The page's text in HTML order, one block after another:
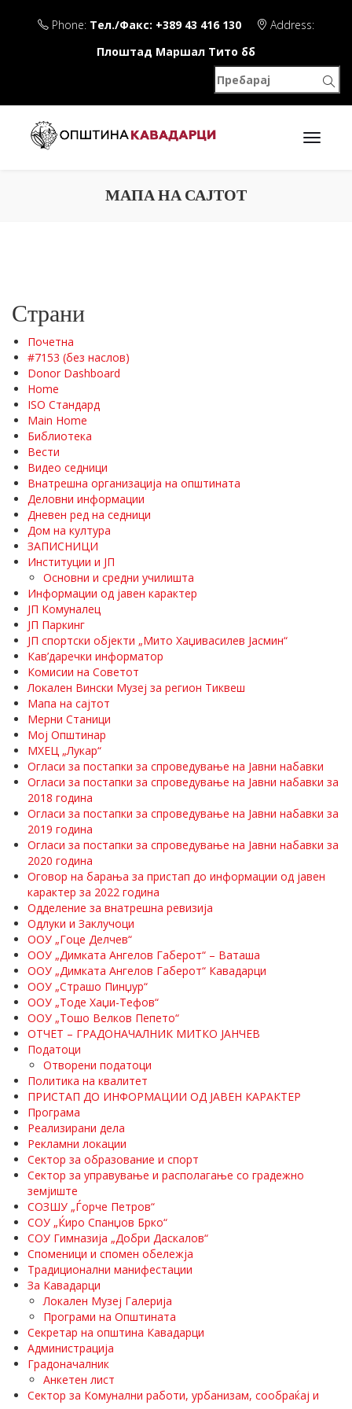
Phone: Тел./Факс: +389 43 416 130
Address:
Плоштад Маршал Тито бб
МАПА НА САЈТОТ
Страни
Почетна
#7153 (без наслов)
Donor Dashboard
Home
ISO Стандард
Main Home
Библиотека
Вести
Видео седници
Внатрешна организација на општината
Деловни информации
Дневен ред на седници
Дом на култура
ЗАПИСНИЦИ
Институции и ЈП
Основни и средни училишта
Информации од јавен карактер
ЈП Комуналец
ЈП Паркинг
ЈП спортски објекти „Мито Хаџивасилев Јасмин“
Кав’даречки информатор
Комисии на Советот
Локален Вински Музеј за регион Тиквеш
Мапа на сајтот
Мерни Станици
Мој Општинар
МХЕЦ „Лукар“
Огласи за постапки за спроведување на Јавни набавки
Огласи за постапки за спроведување на Јавни набавки за
2018 година
Огласи за постапки за спроведување на Јавни набавки за
2019 година
Огласи за постапки за спроведување на Јавни набавки за
2020 година
Оговор на барања за пристап до информации од јавен
карактер за 2022 година
Одделение за внатрешна ревизија
Одлуки и Заклучоци
ООУ „Гоце Делчев“
ООУ „Димката Ангелов Габерот“ – Ваташа
ООУ „Димката Ангелов Габерот“ Кавадарци
ООУ „Страшо Пинџур“
ООУ „Тоде Хаџи-Тефов“
ООУ „Тошо Велков Пепето“
ОТЧЕТ – ГРАДОНАЧАЛНИК МИТКО ЈАНЧЕВ
Податоци
Отворени податоци
Политика на квалитет
ПРИСТАП ДО ИНФОРМАЦИИ ОД ЈАВЕН КАРАКТЕР
Програма
Реализирани дела
Рекламни локации
Сектор за образование и спорт
Сектор за управување и располагање со градежно
земјиште
СОЗШУ „Ѓорче Петров“
СОУ „Ќиро Спанџов Брко“
СОУ Гимназија „Добри Даскалов“
Споменици и спомен обележја
Традиционални манифестации
За Кавадарци
Локален Музеј Галерија
Програми на Општината
Секретар на општина Кавадарци
Администрација
Градоначалник
Анкетен лист
Сектор за Комунални работи, урбанизам, сообраќај и